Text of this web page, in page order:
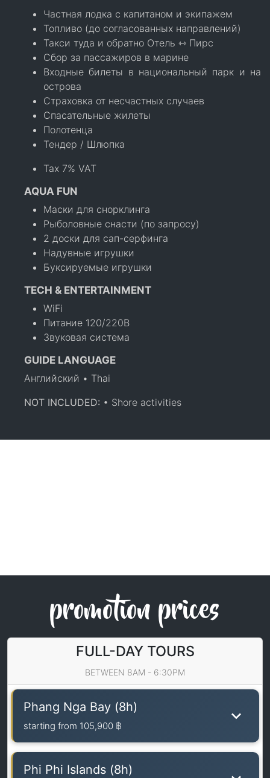
Частная лодка с капитаном и экипажем
Топливо (до согласованных направлений)
Такси туда и обратно Отель ⇿ Пирс
Сбор за пассажиров в марине
Входные билеты в национальный парк и на
острова
Страховка от несчастных случаев
Спасательные жилеты
Полотенца
Тендер / Шлюпка
Tax 7% VAT
AQUA FUN
Маски для снорклинга
Рыболовные снасти (по запросу)
2 доски для сап-серфинга
Надувные игрушки
Буксируемые игрушки
TECH & ENTERTAINMENT
WiFi
Питание 120/220В
Звуковая система
GUIDE LANGUAGE
Английский • Thai
NOT INCLUDED: • Shore activities
promotion prices
FULL-DAY TOURS
BETWEEN 8AM - 6:30PM
Phang Nga Bay (8h)
starting from 105,900 ฿
Phi Phi Islands (8h)